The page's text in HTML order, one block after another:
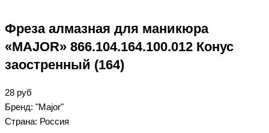
Фреза алмазная для маникюра
«MAJOR» 866.104.164.100.012 Конус
заостренный (164)
28 руб
Бренд: "Major"
Страна: Россия